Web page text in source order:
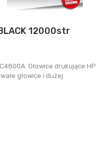
12000str
Głowice drukujące HP
głowice i dużej